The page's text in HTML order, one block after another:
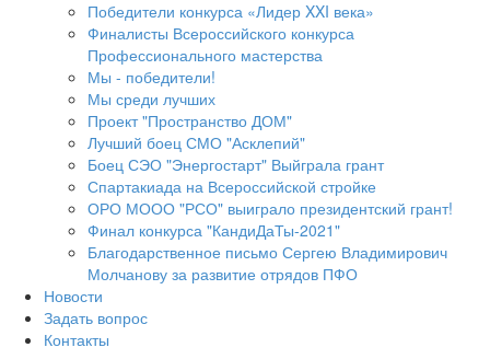
Победители конкурса «Лидер XXI века»
Финалисты Всероссийского конкурса
Профессионального мастерства
Мы - победители!
Мы среди лучших
Проект "Пространство ДОМ"
Лучший боец СМО "Асклепий"
Боец СЭО "Энергостарт" Выйграла грант
Спартакиада на Всероссийской стройке
ОРО МООО "РСО" выиграло президентский грант!
Финал конкурса "КандиДаТы-2021"
Благодарственное письмо Сергею Владимирович
Молчанову за развитие отрядов ПФО
Новости
Задать вопрос
Контакты